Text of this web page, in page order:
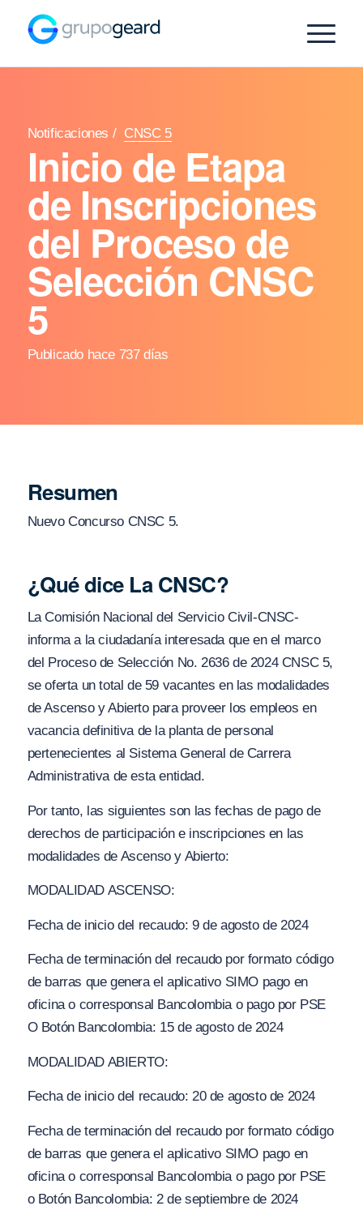
Notificaciones / CNSC 5
Inicio de Etapa
de Inscripciones
del Proceso de
Selección CNSC
5
Publicado hace 737 días
Resumen
Nuevo Concurso CNSC 5.
¿Qué dice La CNSC?
La Comisión Nacional del Servicio Civil-CNSC-
informa a la ciudadanía interesada que en el marco
del Proceso de Selección No. 2636 de 2024 CNSC 5,
se oferta un total de 59 vacantes en las modalidades
de Ascenso y Abierto para proveer los empleos en
vacancia definitiva de la planta de personal
pertenecientes al Sistema General de Carrera
Administrativa de esta entidad.
Por tanto, las siguientes son las fechas de pago de
derechos de participación e inscripciones en las
modalidades de Ascenso y Abierto:
MODALIDAD ASCENSO:
Fecha de inicio del recaudo: 9 de agosto de 2024
Fecha de terminación del recaudo por formato código
de barras que genera el aplicativo SIMO pago en
oficina o corresponsal Bancolombia o pago por PSE
O Botón Bancolombia: 15 de agosto de 2024
MODALIDAD ABIERTO:
Fecha de inicio del recaudo: 20 de agosto de 2024
Fecha de terminación del recaudo por formato código
de barras que genera el aplicativo SIMO pago en
oficina o corresponsal Bancolombia o pago por PSE
o Botón Bancolombia: 2 de septiembre de 2024